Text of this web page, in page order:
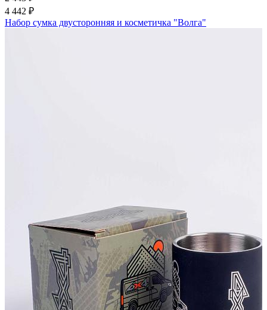
4 442 ₽
Набор сумка двусторонняя и косметичка "Волга"